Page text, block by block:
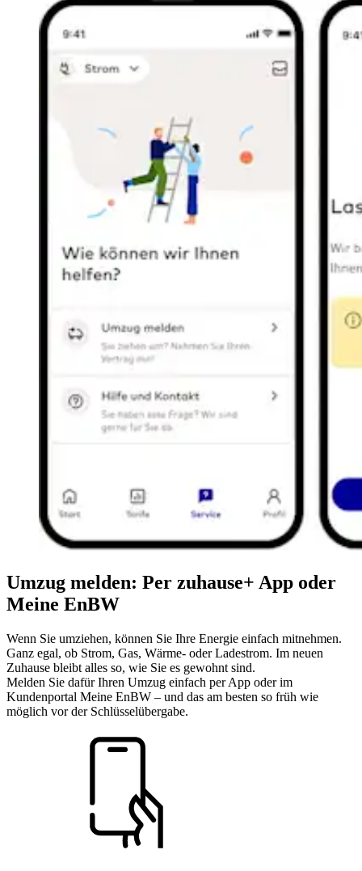
Umzug melden: Per zuhause+ App oder
Meine EnBW
Wenn Sie umziehen, können Sie Ihre Energie einfach mitnehmen.
Ganz egal, ob Strom, Gas, Wärme- oder Ladestrom. Im neuen
Zuhause bleibt alles so, wie Sie es gewohnt sind.
Melden Sie dafür Ihren Umzug einfach per App oder im
Kundenportal Meine EnBW – und das am besten so früh wie
möglich vor der Schlüsselübergabe.